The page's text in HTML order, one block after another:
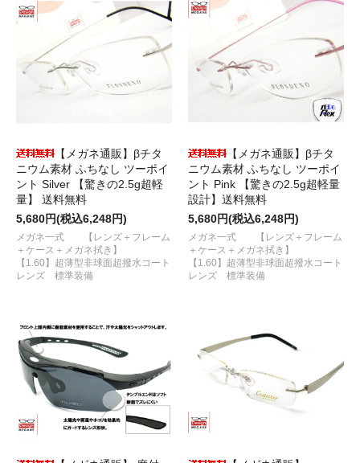
【メガネ通販】βチタ
ニウム素材 ふちなし ツーポイ
ント Silver 【驚きの2.5g超軽
量】 送料無料
5,680円(税込6,248円)
メガネ一式 【レンズ＋フレーム
＋ケース＋メガネ拭き】
【1.60】超薄型非球面超撥水コート
レンズ 標準装備
【メガネ通販】βチタ
ニウム素材 ふちなし ツーポイ
ント Pink 【驚きの2.5g超軽量
設計】送料無料
5,680円(税込6,248円)
メガネ一式 【レンズ＋フレーム
＋ケース＋メガネ拭き】
【1.60】超薄型非球面超撥水コート
レンズ 標準装備